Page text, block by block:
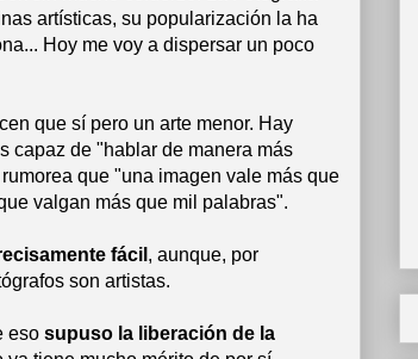
artísticas, su popularización la ha
Hoy me voy a dispersar un poco
que sí pero un arte menor. Hay
capaz de "hablar de manera más
que "una imagen vale más que
valgan más que mil palabras".
fácil , aunque, por
son artistas.
eso supuso la liberación de la